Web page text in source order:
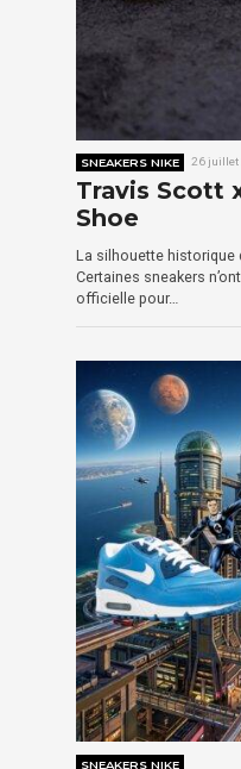
SNEAKERS NIKE 26 juillet
Travis Scott
Shoe
La silhouette historique
Certaines sneakers
officielle pour…
SNEAKERS NIKE